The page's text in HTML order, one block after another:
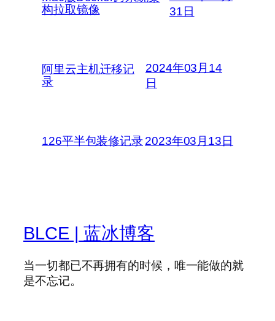
构拉取镜像
31日
阿里云主机迁移记
录
2024年03月14
日
126平半包装修记录2023年03月13日
BLCE | 蓝冰博客
当一切都已不再拥有的时候，唯一能做的就
是不忘记。